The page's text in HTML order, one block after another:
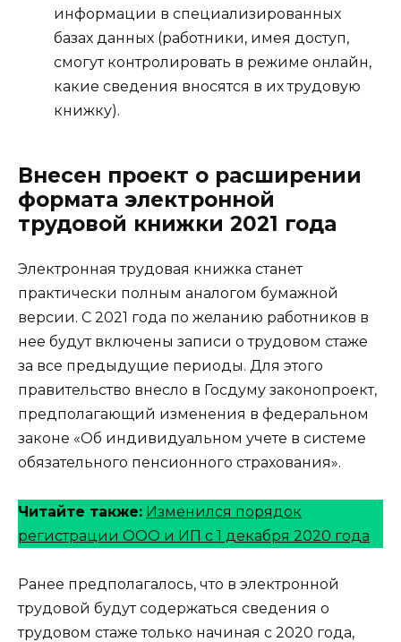
информации в специализированных
базах данных (работники, имея доступ,
смогут контролировать в режиме онлайн,
какие сведения вносятся в их трудовую
книжку).
Внесен проект о расширении
формата электронной
трудовой книжки 2021 года
Электронная трудовая книжка станет
практически полным аналогом бумажной
версии. С 2021 года по желанию работников в
нее будут включены записи о трудовом стаже
за все предыдущие периоды. Для этого
правительство внесло в Госдуму законопроект,
предполагающий изменения в федеральном
законе «Об индивидуальном учете в системе
обязательного пенсионного страхования».
Читайте также: Изменился порядок
регистрации ООО и ИП с 1 декабря 2020 года
Ранее предполагалось, что в электронной
трудовой будут содержаться сведения о
трудовом стаже только начиная с 2020 года,